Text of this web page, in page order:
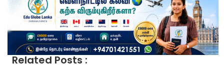
Related Posts :